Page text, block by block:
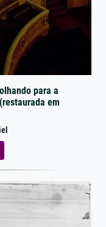
para a
em